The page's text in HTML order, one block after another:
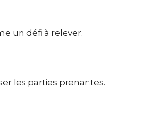
un défi à relever.
les parties prenantes.